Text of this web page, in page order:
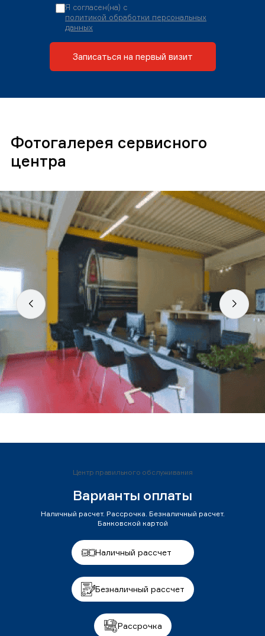
Я согласен(на) с
политикой обработки персональных
данных
Записаться на первый визит
Фотогалерея сервисного
центра
Центр правильного обслуживания
Варианты оплаты
Наличный расчет. Рассрочка. Безналичный расчет.
Банковской картой
Наличный рассчет
Безналичный рассчет
Рассрочка